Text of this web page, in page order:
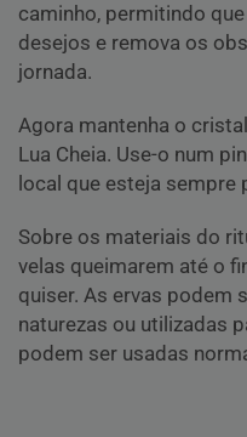
caminho, permitindo
desejos e remova os
jornada.
Agora mantenha o
Lua Cheia. Use-o num
local que esteja sempre
Sobre os materiais do
velas queimarem até o
quiser. As ervas podem
naturezas ou utilizadas
podem ser usadas